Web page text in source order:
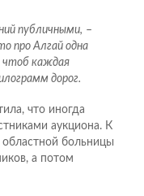
публичными, –
про Алгай одна
чтоб каждая
дорог.
что иногда
аукциона. К
областной больницы
а потом